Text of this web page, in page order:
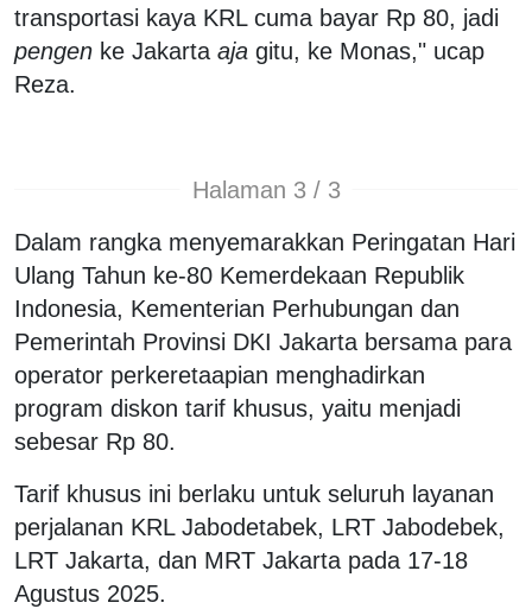
transportasi kaya KRL cuma bayar Rp 80, jadi
pengen ke Jakarta aja gitu, ke Monas," ucap
Reza.
Halaman 3 / 3
Dalam rangka menyemarakkan Peringatan Hari
Ulang Tahun ke-80 Kemerdekaan Republik
Indonesia, Kementerian Perhubungan dan
Pemerintah Provinsi DKI Jakarta bersama para
operator perkeretaapian menghadirkan
program diskon tarif khusus, yaitu menjadi
sebesar Rp 80.
Tarif khusus ini berlaku untuk seluruh layanan
perjalanan KRL Jabodetabek, LRT Jabodebek,
LRT Jakarta, dan MRT Jakarta pada 17-18
Agustus 2025.